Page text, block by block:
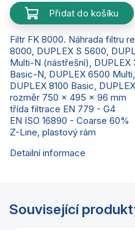
Přidat do košíku
Filtr FK 8000. Náhrada filtru
8000, DUPLEX S 5600,
Multi-N (nástřešní), DUPLEX
Basic-N, DUPLEX 6500
DUPLEX 8100 Basic,
rozměr 750 x 495 x 96 mm
třída filtrace EN 779 - G4
EN ISO 16890 - Coarse 60%
Z-Line, plastový rám
Detailní informace
Související